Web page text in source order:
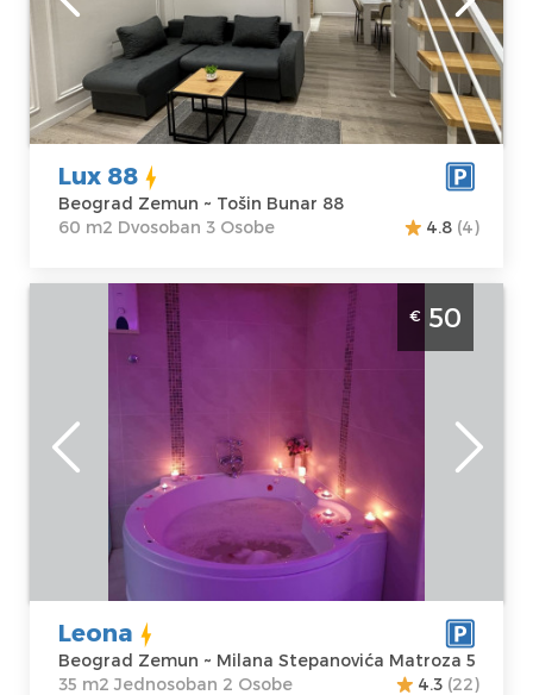
Beograd Zemun
Adresa:Tošin
Bunar 88
Cena48 €
Kvadratura :60
m2
Struktura :
Dvosoban
Lux 88
Beograd Zemun ~ Tošin Bunar 88
60 m2 Dvosoban 3 Osobe
4.8 (4)
Jednosoban Apartman Leona Beograd
Zemun sa djakuzijem u mirnom kraju grada
Beograd Zemun
Adresa:
Milana
Stepanovića
Matroza 5
50 €
Kvadratura :
m2
Struktura :
Jednosoban
€ 50
Leona
Beograd Zemun ~ Milana Stepanovića Matroza 5
35 m2 Jednosoban 2 Osobe
4.3 (22)